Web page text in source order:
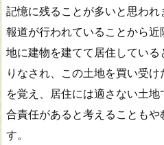
記憶に残ることが多いと思わ
報道が行われていることから
地に建物を建てて居住してい
りなされ、この土地を買い受
を覚え、居住には適さない土
合責任があると考えることもや
す。